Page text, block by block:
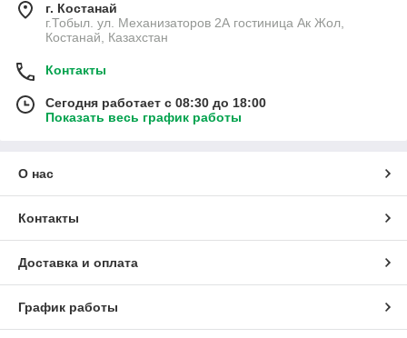
г. Костанай
г.Тобыл. ул. Механизаторов 2А гостиница Ак Жол,
Костанай, Казахстан
Контакты
Сегодня работает с 08:30 до 18:00
Показать весь график работы
О нас
Контакты
Доставка и оплата
График работы